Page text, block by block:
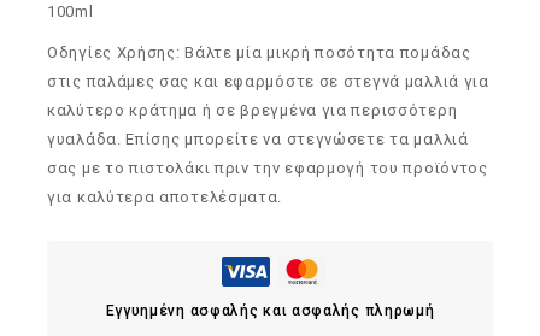
100ml
Οδηγίες Χρήσης: Βάλτε μία μικρή ποσότητα πομάδας
στις παλάμες σας και εφαρμόστε σε στεγνά μαλλιά για
καλύτερο κράτημα ή σε βρεγμένα για περισσότερη
γυαλάδα. Επίσης μπορείτε να στεγνώσετε τα μαλλιά
σας με το πιστολάκι πριν την εφαρμογή του προϊόντος
για καλύτερα αποτελέσματα.
Εγγυημένη ασφαλής και ασφαλής πληρωμή